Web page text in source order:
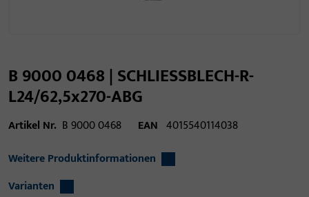
B 9000 0468 | SCHLIESSBLECH-R-
L24/62,5x270-ABG
Artikel Nr. B 9000 0468 EAN 4015540114038
Weitere Produktinformationen
Varianten